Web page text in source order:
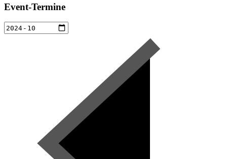
Event-Termine